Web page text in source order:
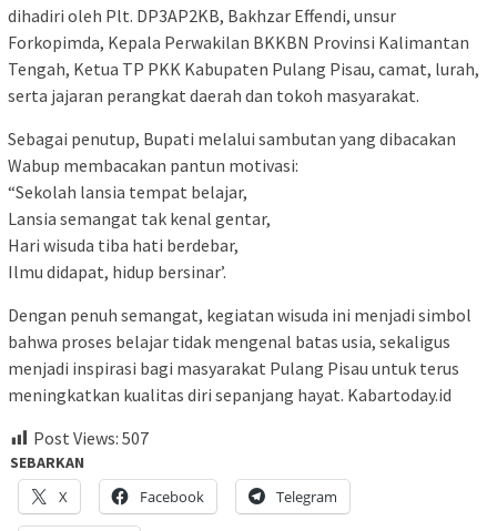
dihadiri oleh Plt. DP3AP2KB, Bakhzar Effendi, unsur
Forkopimda, Kepala Perwakilan BKKBN Provinsi Kalimantan
Tengah, Ketua TP PKK Kabupaten Pulang Pisau, camat, lurah,
serta jajaran perangkat daerah dan tokoh masyarakat.
Sebagai penutup, Bupati melalui sambutan yang dibacakan
Wabup membacakan pantun motivasi:
“Sekolah lansia tempat belajar,
Lansia semangat tak kenal gentar,
Hari wisuda tiba hati berdebar,
Ilmu didapat, hidup bersinar’.
Dengan penuh semangat, kegiatan wisuda ini menjadi simbol
bahwa proses belajar tidak mengenal batas usia, sekaligus
menjadi inspirasi bagi masyarakat Pulang Pisau untuk terus
meningkatkan kualitas diri sepanjang hayat. Kabartoday.id
Post Views: 507
SEBARKAN
X
Facebook Telegram